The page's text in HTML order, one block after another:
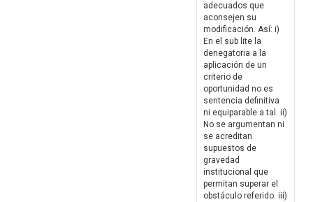
adecuados que
aconsejen su
modificación. Así: i)
En el sub lite la
denegatoria a la
aplicación de un
criterio de
oportunidad no es
sentencia definitiva
ni equiparable a tal. ii)
No se argumentan ni
se acreditan
supuestos de
gravedad
institucional que
permitan superar el
obstáculo referido. iii)